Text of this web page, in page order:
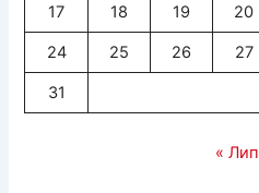
17 18 19 20
24 25 26 27
31
« Лип